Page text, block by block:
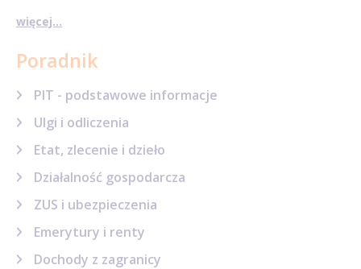
więcej...
Poradnik
PIT - podstawowe informacje
Ulgi i odliczenia
Etat, zlecenie i dzieło
Działalność gospodarcza
ZUS i ubezpieczenia
Emerytury i renty
Dochody z zagranicy